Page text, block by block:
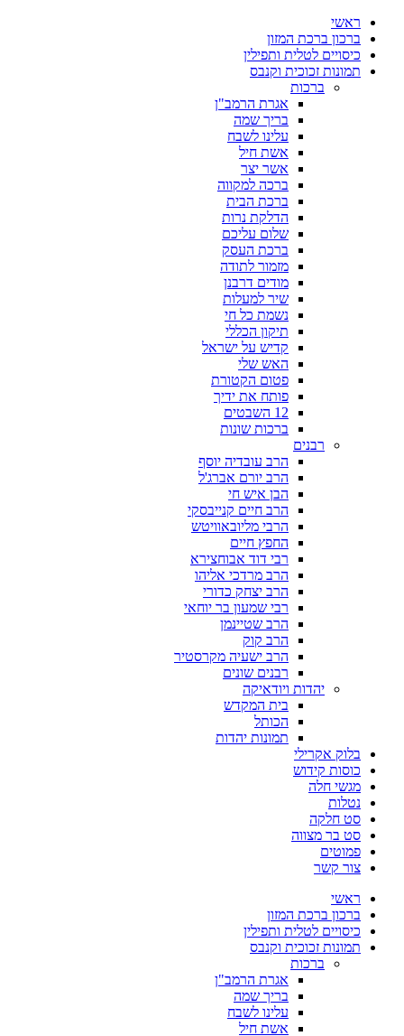
ראשי
ברכון ברכת המזון
כיסויים לטלית ותפילין
תמונות זכוכית וקנבס
ברכות
אגרת הרמב"ן
בריך שמה
עלינו לשבח
אשת חיל
אשר יצר
ברכה למקווה
ברכת הבית
הדלקת נרות
שלום עליכם
ברכת העסק
מזמור לתודה
מודים דרבנן
שיר למעלות
נשמת כל חי
תיקון הכללי
קדיש על ישראל
האש שלי
פטום הקטורת
פותח את ידיך
12 השבטים
ברכות שונות
רבנים
הרב עובדיה יוסף
הרב יורם אברג'ל
הבן איש חי
הרב חיים קנייבסקי
הרבי מליובאוויטש
החפץ חיים
רבי דוד אבוחצירא
הרב מרדכי אליהו
הרב יצחק כדורי
רבי שמעון בר יוחאי
הרב שטיינמן
הרב קוק
הרב ישעיה מקרסטיר
רבנים שונים
יהדות ויודאיקה
בית המקדש
הכותל
תמונות יהדות
בלוק אקרילי
כוסות קידוש
מגשי חלה
נטלות
סט חלקה
סט בר מצווה
פמוטים
צור קשר
ראשי
ברכון ברכת המזון
כיסויים לטלית ותפילין
תמונות זכוכית וקנבס
ברכות
אגרת הרמב"ן
בריך שמה
עלינו לשבח
אשת חיל